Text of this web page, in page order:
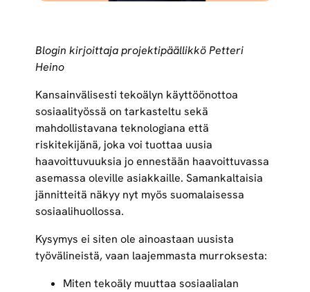
Blogin kirjoittaja projektipäällikkö Petteri
Heino
Kansainvälisesti tekoälyn käyttöönottoa
sosiaalityössä on tarkasteltu sekä
mahdollistavana teknologiana että
riskitekijänä, joka voi tuottaa uusia
haavoittuvuuksia jo ennestään haavoittuvassa
asemassa oleville asiakkaille. Samankaltaisia
jännitteitä näkyy nyt myös suomalaisessa
sosiaalihuollossa.
Kysymys ei siten ole ainoastaan uusista
työvälineistä, vaan laajemmasta murroksesta:
Miten tekoäly muuttaa sosiaalialan